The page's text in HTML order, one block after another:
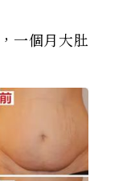
一個月大肚